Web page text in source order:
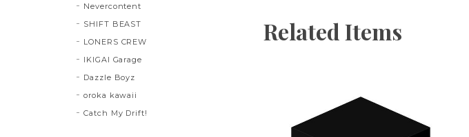
Related Items
Nevercontent
SHIFT BEAST
LONERS CREW
IKIGAI Garage
Dazzle Boyz
oroka kawaii
Catch My Drift!